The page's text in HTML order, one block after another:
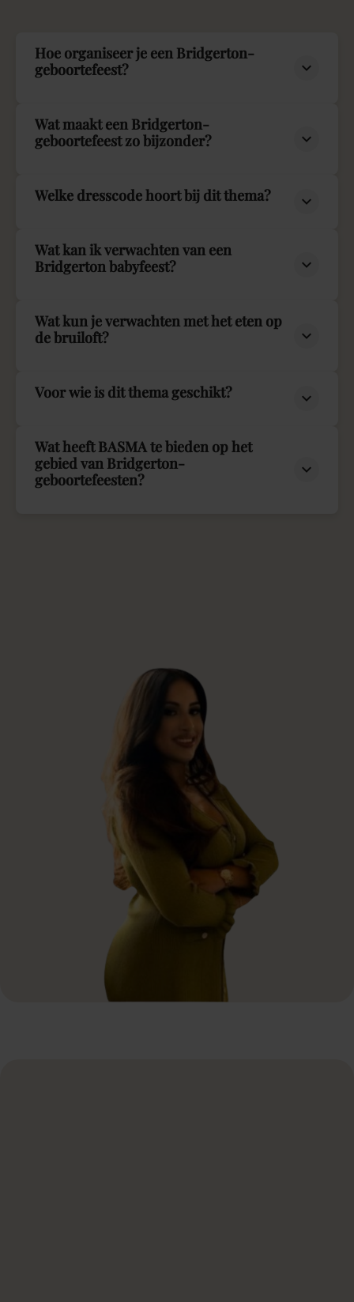
Hoe organiseer je een Bridgerton-
geboortefeest?
Wat maakt een Bridgerton-
geboortefeest zo bijzonder?
Welke dresscode hoort bij dit thema?
Wat kan ik verwachten van een
Bridgerton babyfeest?
Wat kun je verwachten met het eten op
de bruiloft?
Voor wie is dit thema geschikt?
Wat heeft BASMA te bieden op het
gebied van Bridgerton-
geboortefeesten?